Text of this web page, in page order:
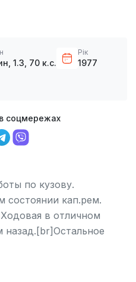
1.3, 70 к.с.
Рік
1977
соцмережах
по кузову.
состоянии кап.рем.
в отличном
назад.[br]Остальное